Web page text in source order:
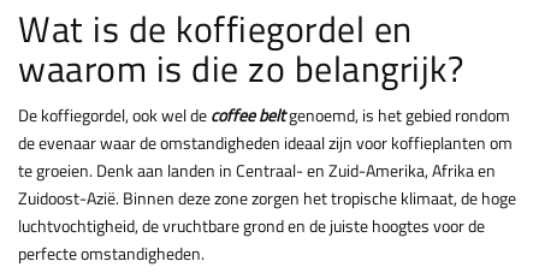
Wat is de koffiegordel en
waarom is die zo belangrijk?
De koffiegordel, ook wel decoffee beltgenoemd, is het gebied rondom
de evenaar waar de omstandigheden ideaal zijn voor koffieplanten om
te groeien. Denk aan landen in Centraal- en Zuid-Amerika, Afrika en
Zuidoost-Azië. Binnen deze zone zorgen het tropische klimaat, de hoge
luchtvochtigheid, de vruchtbare grond en de juiste hoogtes voor de
perfecte omstandigheden.